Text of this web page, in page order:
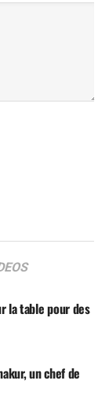
la table pour des
un chef de